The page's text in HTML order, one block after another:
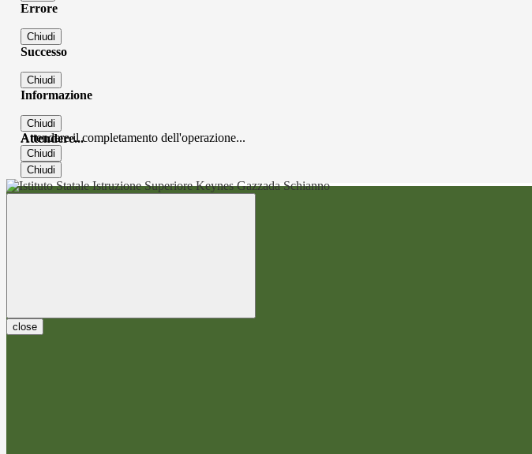
Errore
Chiudi
Successo
Chiudi
Informazione
Chiudi
Attendere...
Attendere il completamento dell'operazione...
Chiudi
Chiudi
close